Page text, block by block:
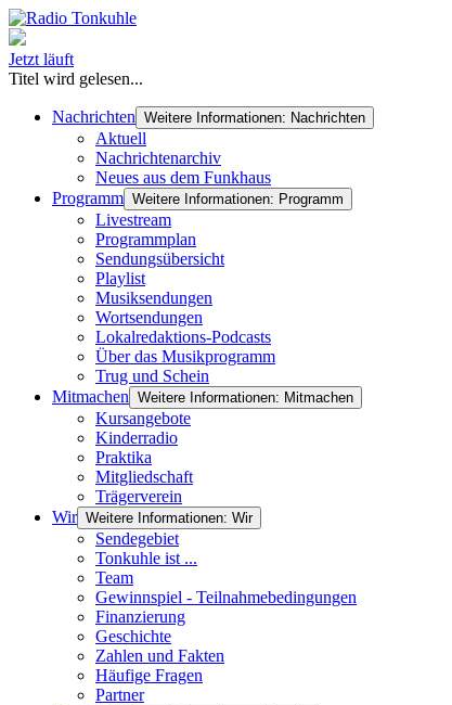
Jetzt läuft
Titel wird gelesen...
Nachrichten Weitere Informationen: Nachrichten
Aktuell
Nachrichtenarchiv
Neues aus dem Funkhaus
Programm Weitere Informationen: Programm
Livestream
Programmplan
Sendungsübersicht
Playlist
Musiksendungen
Wortsendungen
Lokalredaktions-Podcasts
Über das Musikprogramm
Trug und Schein
Mitmachen Weitere Informationen: Mitmachen
Kursangebote
Kinderradio
Praktika
Mitgliedschaft
Trägerverein
Wir Weitere Informationen: Wir
Sendegebiet
Tonkuhle ist ...
Team
Gewinnspiel - Teilnahmebedingungen
Finanzierung
Geschichte
Zahlen und Fakten
Häufige Fragen
Partner